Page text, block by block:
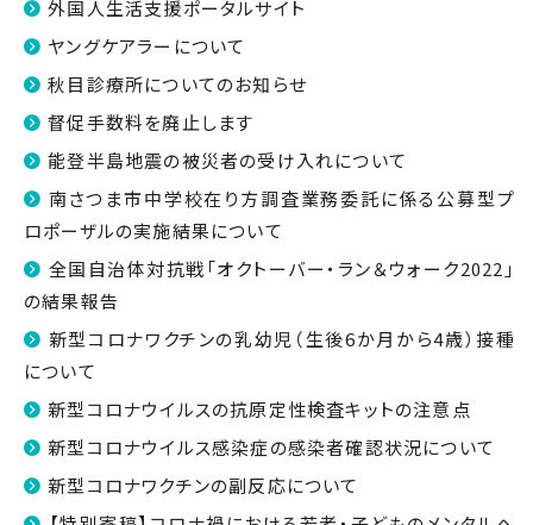
外国人生活支援ポータルサイト
ヤングケアラーについて
秋目診療所についてのお知らせ
督促手数料を廃止します
能登半島地震の被災者の受け入れについて
南さつま市中学校在り方調査業務委託に係る公募型プ
ロポーザルの実施結果について
全国自治体対抗戦「オクトーバー・ラン＆ウォーク2022」
の結果報告
新型コロナワクチンの乳幼児（生後6か月から4歳）接種
について
新型コロナウイルスの抗原定性検査キットの注意点
新型コロナウイルス感染症の感染者確認状況について
新型コロナワクチンの副反応について